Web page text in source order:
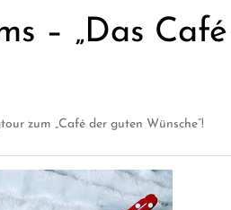
– „Das
zum „Café der guten Wünsche“!